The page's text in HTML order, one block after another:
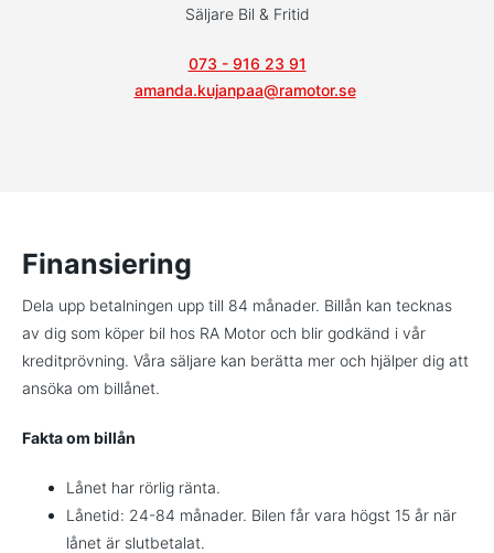
Säljare Bil & Fritid
073 - 916 23 91
amanda.kujanpaa@ramotor.se
Finansiering
Dela upp betalningen upp till 84 månader. Billån kan tecknas
av dig som köper bil hos RA Motor och blir godkänd i vår
kreditprövning. Våra säljare kan berätta mer och hjälper dig att
ansöka om billånet.
Fakta om billån
Lånet har rörlig ränta.
Lånetid: 24-84 månader. Bilen får vara högst 15 år när
lånet är slutbetalat.